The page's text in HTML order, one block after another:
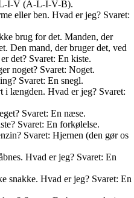
L-I-V (A-L-I-V-B).
eller ben. Hvad er jeg? Svaret:
brug for det. Manden, der
Den mand, der bruger det, ved
det? Svaret: En kiste.
noget? Svaret: Noget.
Svaret: En snegl.
i længden. Hvad er jeg? Svaret:
Svaret: En næse.
Svaret: En forkølelse.
Svaret: Hjernen (den gør os
Hvad er jeg? Svaret: En
snakke. Hvad er jeg? Svaret: En